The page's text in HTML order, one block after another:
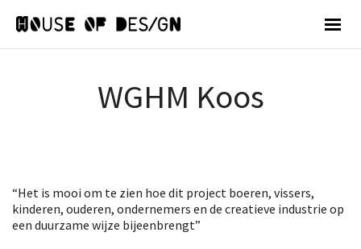
WGHM Koos
“Het is mooi om te zien hoe dit project boeren, vissers,
kinderen, ouderen, ondernemers en de creatieve industrie op
een duurzame wijze bijeenbrengt”